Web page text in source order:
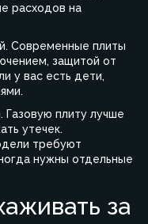
расходов на
Современные плиты
защитой от
у вас есть дети,
Газовую плиту лучше
утечек.
требуют
нужны отдельные
за